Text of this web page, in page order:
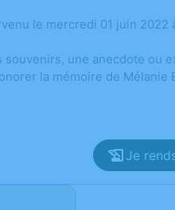
le mercredi 01 juin 2022
une anecdote ou
la mémoire de Mélanie
Je